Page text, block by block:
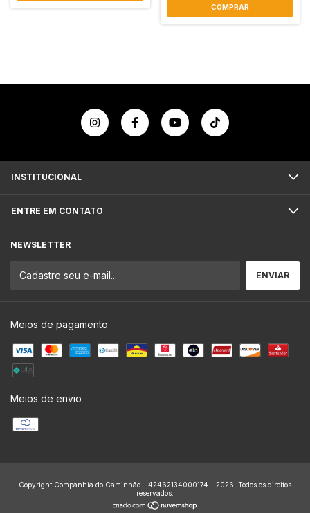
INSTITUCIONAL
ENTRE EM CONTATO
NEWSLETTER
Meios de pagamento
Meios de envio
Copyright Companhia do Caminhão - 42462134000174 - 2026. Todos os direitos
reservados.